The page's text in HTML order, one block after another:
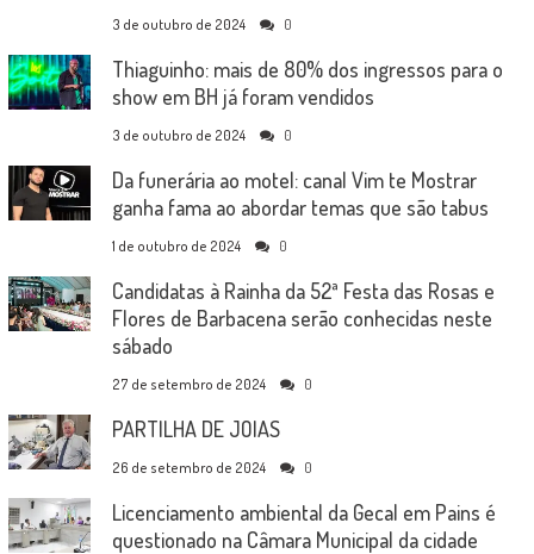
3 de outubro de 2024 0
Thiaguinho: mais de 80% dos ingressos para o
show em BH já foram vendidos
3 de outubro de 2024 0
Da funerária ao motel: canal Vim te Mostrar
ganha fama ao abordar temas que são tabus
1 de outubro de 2024 0
Candidatas à Rainha da 52ª Festa das Rosas e
Flores de Barbacena serão conhecidas neste
sábado
27 de setembro de 2024 0
PARTILHA DE JOIAS
26 de setembro de 2024 0
Licenciamento ambiental da Gecal em Pains é
questionado na Câmara Municipal da cidade